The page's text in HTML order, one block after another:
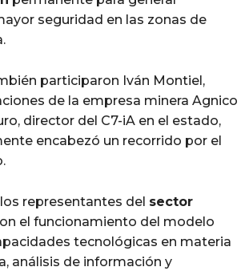
seguridad en las zonas de
participaron Iván Montiel,
de la empresa minera Agnico
director del C7-iA en el estado,
encabezó un recorrido por el
representantes del sector
el funcionamiento del modelo
tecnológicas en materia
análisis de información y